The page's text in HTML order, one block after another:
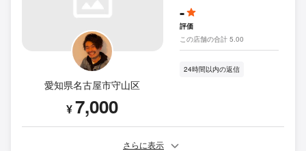
愛知県名古屋市守山区
¥7,000
-
評価
この店舗の合計 5.00
24時間以内の返信
さらに表示